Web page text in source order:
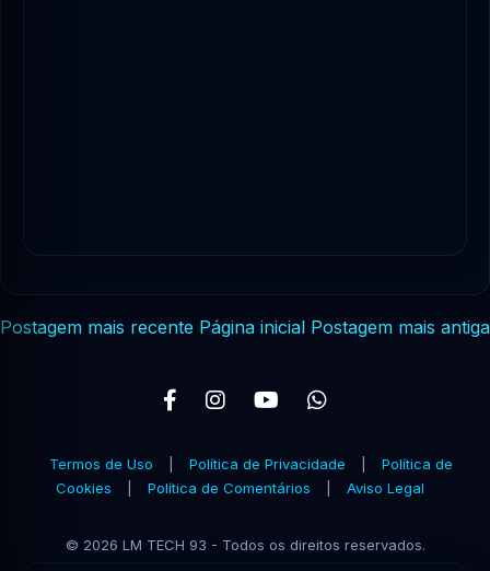
Postagem mais recente Postagem mais antiga
Página inicial
Termos de Uso Política de Privacidade
Política de
Cookies
Política de Comentários Aviso Legal
© 2026 LM TECH 93 - Todos os direitos reservados.